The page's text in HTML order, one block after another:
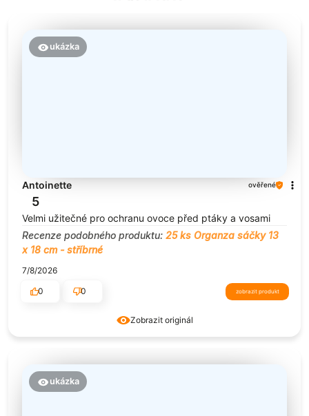
Zobrazit originál
ukázka
Antoinette ověřené
5
Velmi užitečné pro ochranu ovoce před ptáky a vosami
Recenze podobného produktu: 25 ks Organza sáčky 13
x 18 cm - stříbrné
7/8/2026
0
0 zobrazit produkt
ukázka